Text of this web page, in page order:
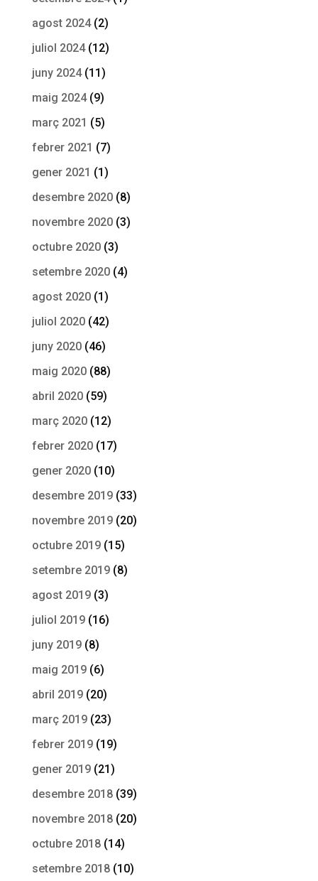
agost 2024(2)
juliol 2024(12)
juny 2024(11)
maig 2024(9)
març 2021 (5)
febrer 2021 (7)
gener 2021 (1)
desembre 2020(8)
novembre 2020(3)
octubre 2020(3)
setembre 2020(4)
agost 2020(1)
juliol 2020(42)
juny 2020(46)
maig 2020(88)
abril 2020(59)
març 2020(12)
febrer 2020(17)
gener 2020(10)
desembre 2019(33)
novembre 2019(20)
octubre 2019(15)
setembre 2019(8)
agost 2019(3)
juliol 2019(16)
juny 2019(8)
maig 2019(6)
abril 2019(20)
març 2019(23)
febrer 2019(19)
gener 2019(21)
desembre 2018(39)
novembre 2018(20)
octubre 2018(14)
setembre 2018(10)